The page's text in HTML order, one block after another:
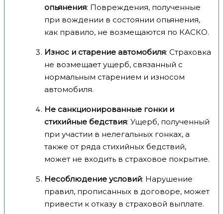
опьянения: Повреждения, полученные
при вождении в состоянии опьянения,
как правило, не возмещаются по КАСКО.
Износ и старение автомобиля: Страховка
не возмещает ущерб, связанный с
нормальным старением и износом
автомобиля.
Не санкционированные гонки и
стихийные бедствия: Ущерб, полученный
при участии в нелегальных гонках, а
также от ряда стихийных бедствий,
может не входить в страховое покрытие.
Несоблюдение условий: Нарушение
правил, прописанных в договоре, может
привести к отказу в страховой выплате.